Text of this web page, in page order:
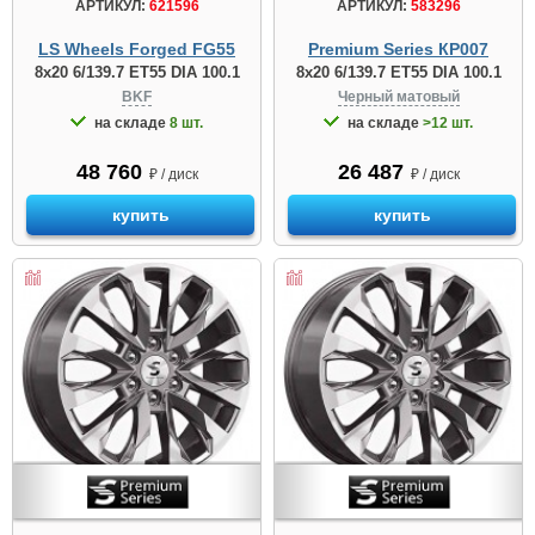
АРТИКУЛ: 621596
LS Wheels Forged FG55
8x20 6/139.7 ET55 DIA 100.1
BKF
на складе 8 шт.
48 760 ₽ / диск
купить
АРТИКУЛ: 583296
Premium Series КР007
8x20 6/139.7 ET55 DIA 100.1
Черный матовый
на складе >12 шт.
26 487 ₽ / диск
купить